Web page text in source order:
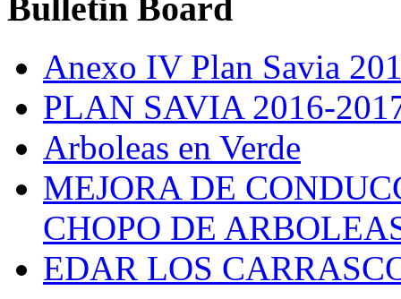
Bulletin Board
Anexo IV Plan Savia
PLAN SAVIA 2016-
Arboleas en Verde
MEJORA DE
CHOPO DE
EDAR LOS